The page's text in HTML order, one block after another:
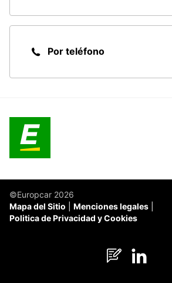
Por teléfono
©Europcar 2026
Mapa del Sitio
Menciones legales
Politica de Privacidad y Cookies